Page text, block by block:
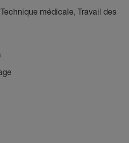
médicale, Travail des